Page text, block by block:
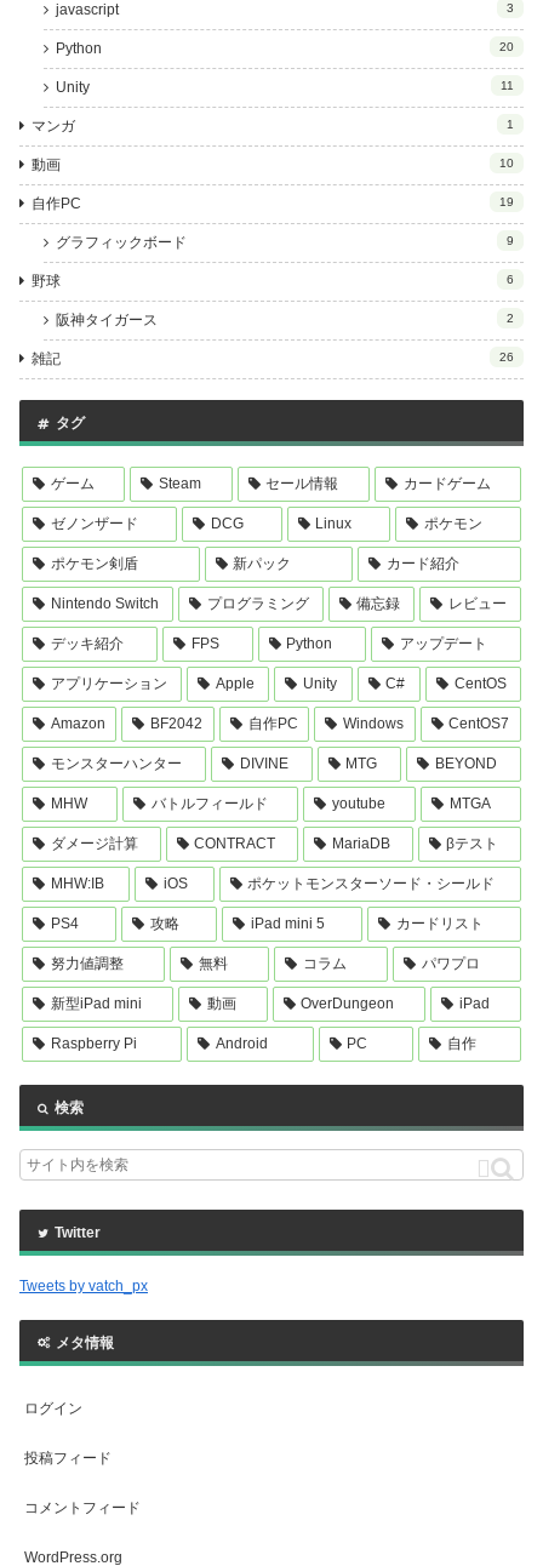
javascript 3
Python 20
Unity 11
マンガ 1
動画 10
自作PC 19
グラフィックボード 9
野球 6
阪神タイガース 2
雑記 26
タグ
ゲーム Steam セール情報 カードゲーム
ゼノンザード DCG Linux ポケモン
ポケモン剣盾 新パック カード紹介
Nintendo Switch プログラミング 備忘録 レビュー
デッキ紹介 FPS Python アップデート
アプリケーション Apple Unity C# CentOS
Amazon BF2042 自作PC Windows CentOS7
モンスターハンター DIVINE MTG BEYOND
MHW バトルフィールド youtube MTGA
ダメージ計算 CONTRACT MariaDB βテスト
MHW:IB iOS ポケットモンスターソード・シールド
PS4 攻略 iPad mini 5 カードリスト
努力値調整 無料 コラム パワプロ
新型iPad mini 動画 OverDungeon iPad
Raspberry Pi Android PC 自作
検索
Twitter
Tweets by vatch_px
メタ情報
ログイン
投稿フィード
コメントフィード
WordPress.org